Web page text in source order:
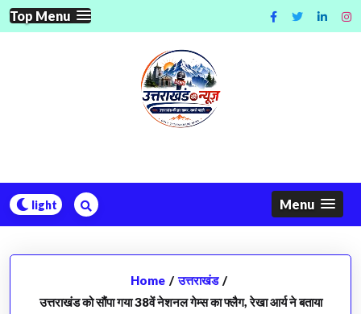
Skip
to
Top Menu
Menu
Home / उत्तराखंड /
उत्तराखंड को सौंपा गया 38वें नेशनल गेम्स का फ्लैग, रेखा आर्य ने बताया